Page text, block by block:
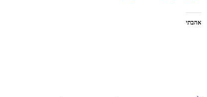
אהבתי